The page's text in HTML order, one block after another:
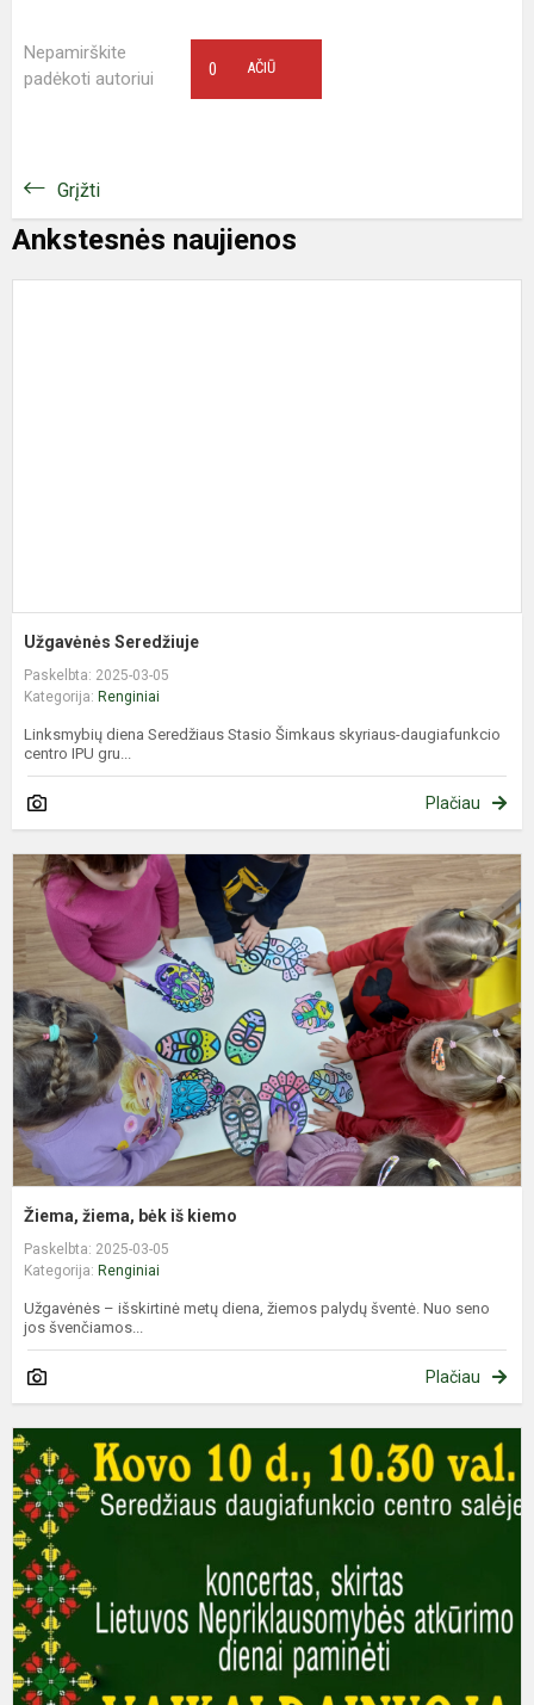
Nepamirškite
padėkoti autoriui
AČIŪ
0
Grįžti
Ankstesnės naujienos
Užgavėnės Seredžiuje
Paskelbta: 2025-03-05
Kategorija: Renginiai
Linksmybių diena Seredžiaus Stasio Šimkaus skyriaus-daugiafunkcio
centro IPU gru...
Plačiau
Žiema, žiema, bėk iš kiemo
Paskelbta: 2025-03-05
Kategorija: Renginiai
Užgavėnės – išskirtinė metų diena, žiemos palydų šventė. Nuo seno
jos švenčiamos...
Plačiau